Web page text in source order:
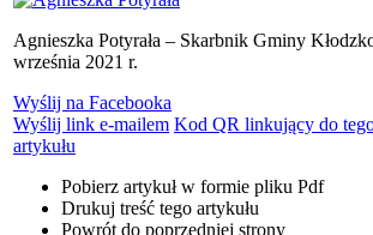
Agnieszka Potyrała – Skarbnik Gminy
września 2021 r.
Wyślij na Facebooka
Wyślij link e-mailem Kod QR linkujący do
artykułu
Pobierz artykuł w formie pliku Pdf
Drukuj treść tego artykułu
Powrót do poprzedniej strony